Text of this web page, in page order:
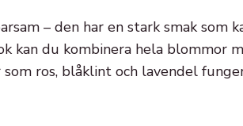
– den har en stark smak som
kan du kombinera hela blommor
ros, blåklint och lavendel